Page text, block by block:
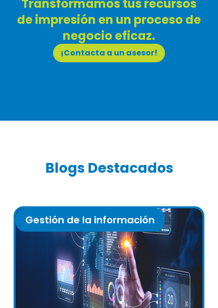
Transformamos tus recursos
de impresión en un proceso de
negocio eficaz.
¡Contacta a un asesor!
Blogs Destacados
Gestión de la información